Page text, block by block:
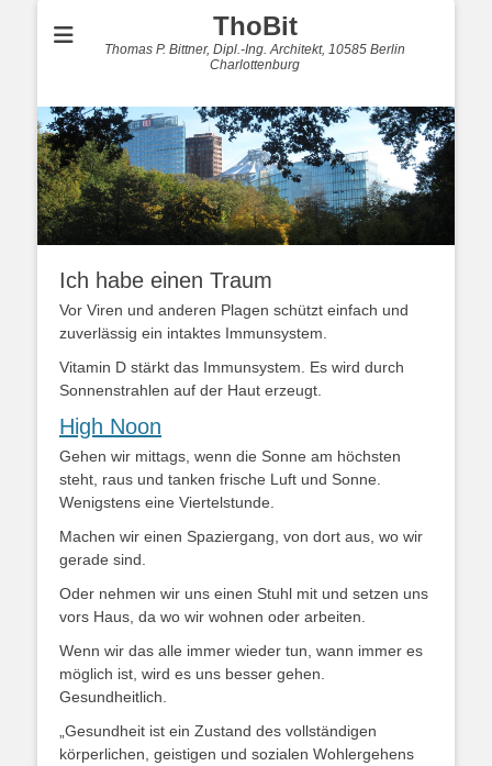
ThoBit
Thomas P. Bittner, Dipl.-Ing. Architekt, 10585 Berlin
Charlottenburg
Ich habe einen Traum
Vor Viren und anderen Plagen schützt einfach und
zuverlässig ein intaktes Immunsystem.
Vitamin D stärkt das Immunsystem. Es wird durch
Sonnenstrahlen auf der Haut erzeugt.
High Noon
Gehen wir mittags, wenn die Sonne am höchsten
steht, raus und tanken frische Luft und Sonne.
Wenigstens eine Viertelstunde.
Machen wir einen Spaziergang, von dort aus, wo wir
gerade sind.
Oder nehmen wir uns einen Stuhl mit und setzen uns
vors Haus, da wo wir wohnen oder arbeiten.
Wenn wir das alle immer wieder tun, wann immer es
möglich ist, wird es uns besser gehen.
Gesundheitlich.
„Gesundheit ist ein Zustand des vollständigen
körperlichen, geistigen und sozialen Wohlergehens